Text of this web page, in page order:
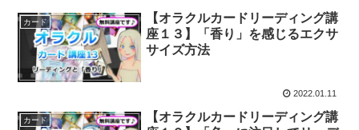
カード
【オラクルカードリーディング講
座１３】「香り」を感じるエクサ
サイズ方法
2022.01.11
カード
【オラクルカードリーディング講